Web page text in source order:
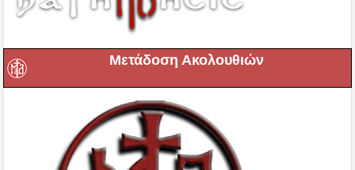
Μετάδοση Ακολουθιών